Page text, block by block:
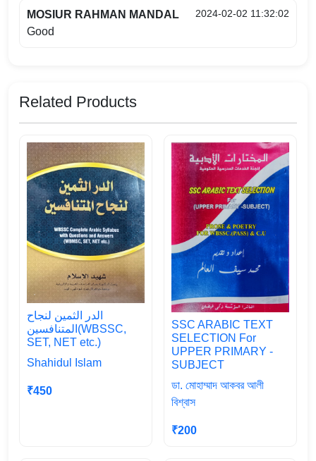
MOSIUR RAHMAN MANDAL 2024-02-02 11:32:02
Good
Related Products
الدر الثمين لنجاح
المتنافسين(WBSSC,
SET, NET etc.)
Shahidul Islam
₹450
SSC ARABIC TEXT
SELECTION For
UPPER PRIMARY -
SUBJECT
ডা. মোহাম্মাদ আকবর আলী
বিশ্বাস
₹200